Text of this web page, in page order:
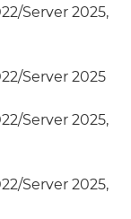
Server 2025,
Server 2025
Server 2025,
Server 2025,